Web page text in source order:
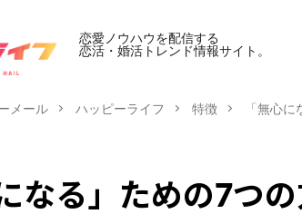
恋愛ノウハウを配信する
恋活・婚活トレンド情報サイト。
メール ハッピーライフ 特徴 「無心
なる」ための7つ